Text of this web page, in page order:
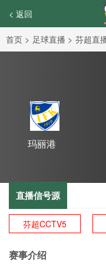
< 返回
首页 > 足球直播 > 芬超直
玛丽港
直播信号源
芬超CCTV5
赛事介绍